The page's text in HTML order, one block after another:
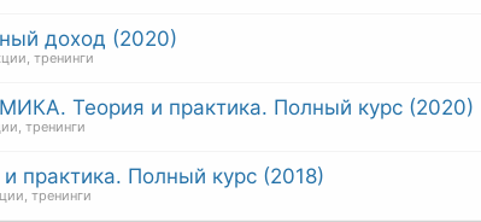
доход (2020)
тренинги
Теория и практика. Полный курс (2020)
тренинги
практика. Полный курс (2018)
тренинги